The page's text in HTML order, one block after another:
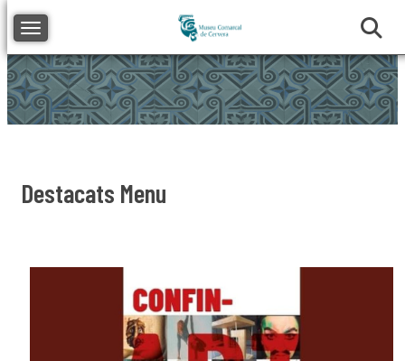
Toggle navigation
Destacats Menu